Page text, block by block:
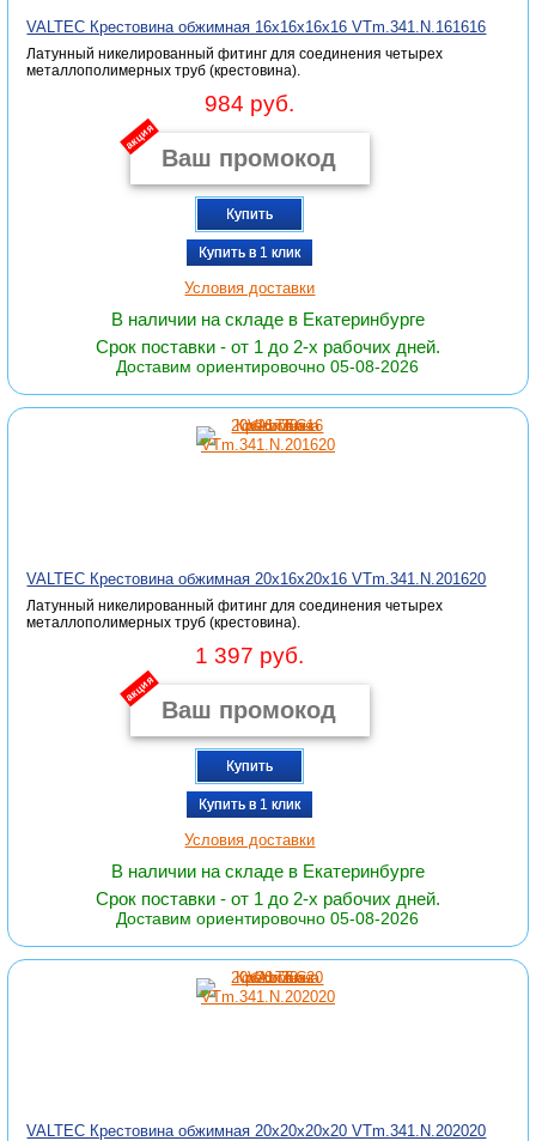
VALTEC Крестовина обжимная 16х16х16х16 VTm.341.N.161616
Латунный никелированный фитинг для соединения четырех
металлополимерных труб (крестовина).
984 руб.
акция
Купить
Купить в 1 клик
Условия доставки
В наличии на складе в Екатеринбурге
Срок поставки - от 1 до 2-х рабочих дней.
Доставим ориентировочно 05-08-2026
VALTEC Крестовина обжимная 20х16х20х16 VTm.341.N.201620
Латунный никелированный фитинг для соединения четырех
металлополимерных труб (крестовина).
1 397 руб.
акция
Купить
Купить в 1 клик
Условия доставки
В наличии на складе в Екатеринбурге
Срок поставки - от 1 до 2-х рабочих дней.
Доставим ориентировочно 05-08-2026
VALTEC Крестовина обжимная 20х20х20х20 VTm.341.N.202020